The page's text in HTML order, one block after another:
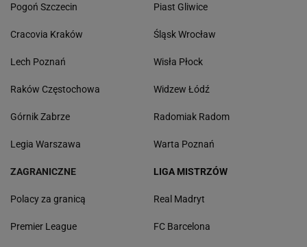
Pogoń Szczecin
Cracovia Kraków
Lech Poznań
Raków Częstochowa
Górnik Zabrze
Legia Warszawa
Piast Gliwice
Śląsk Wrocław
Wisła Płock
Widzew Łódź
Radomiak Radom
Warta Poznań
ZAGRANICZNE
Polacy za granicą
Premier League
LIGA MISTRZÓW
Real Madryt
FC Barcelona